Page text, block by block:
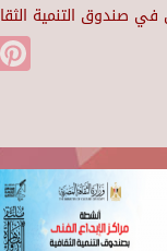
صندوق التنمية الثقافية